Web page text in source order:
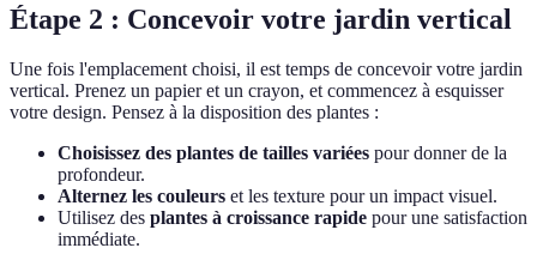
Étape 2 : Concevoir votre jardin vertical
Une fois l'emplacement choisi, il est temps de concevoir votre jardin
vertical. Prenez un papier et un crayon, et commencez à esquisser
votre design. Pensez à la disposition des plantes :
Choisissez des plantes de tailles variées pour donner de la
profondeur.
Alternez les couleurs et les texture pour un impact visuel.
Utilisez des plantes à croissance rapide pour une satisfaction
immédiate.